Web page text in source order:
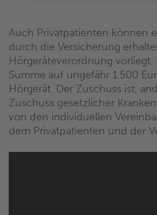
Auch Privatpatienten können
durch die Versicherung
Hörgeräteverordnung
Summe auf ungefähr 1.500
Hörgerät. Der Zuschuss ist,
Zuschuss gesetzlicher
von den individuellen
dem Privatpatienten und der